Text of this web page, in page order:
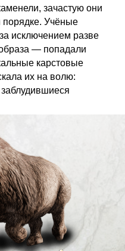
зачастую они
порядке. Учёные
исключением разве
— попадали
карстовые
их на волю: